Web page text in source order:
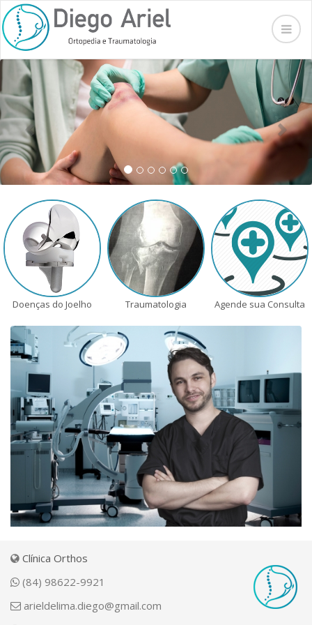
Previous
Doenças do Joelho Traumatologia Agende sua Consulta
Clínica Orthos
(84) 98622-9921
arieldelima.diego@gmail.com